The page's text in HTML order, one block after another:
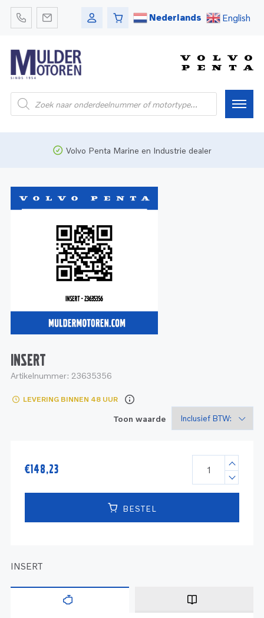
Nederlands English
Onderdelen
Bedrijfsvaart
Onderdelen
Motoren
Onderdelen
Service
Motoren
Service en onderhoud
Reman - Bedrijfsvaart
Volvo Penta Marine en Industrie dealer
INSERT
Artikelnummer: 23635356
LEVERING BINNEN 48 UUR
Toon waarde
€148,23
BESTEL
INSERT